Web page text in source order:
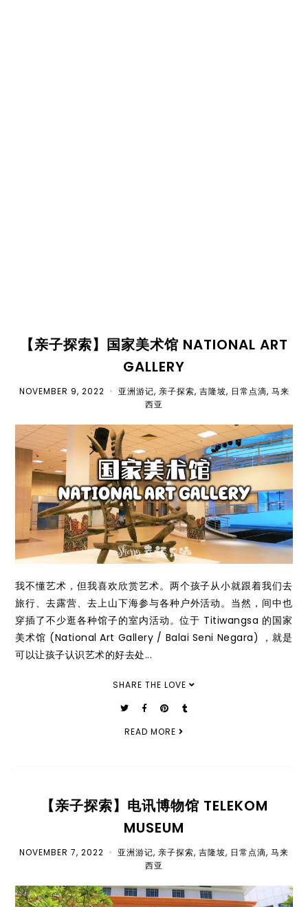
【亲子探索】国家美术馆 NATIONAL ART
GALLERY
NOVEMBER 9, 2022 • 亚洲游记, 亲子探索, 吉隆坡, 日常点滴, 马来
西亚
我不懂艺术，但我喜欢欣赏艺术。两个孩子从小就跟着我们去
旅行、去露营、去上山下海参与各种户外活动。当然，间中也
穿插了不少逛各种馆子的室内活动。位于 Titiwangsa 的国家
美术馆 (National Art Gallery / Balai Seni Negara) ，就是
可以让孩子认识艺术的好去处...
SHARE THE LOVE
READ MORE
【亲子探索】电讯博物馆 TELEKOM
MUSEUM
NOVEMBER 7, 2022 • 亚洲游记, 亲子探索, 吉隆坡, 日常点滴, 马来
西亚